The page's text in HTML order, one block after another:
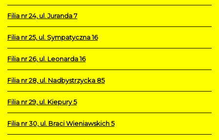
Filia nr 24, ul. Juranda 7
Filia nr 25, ul. Sympatyczna 16
Filia nr 26, ul. Leonarda 16
Filia nr 28, ul. Nadbystrzycka 85
Filia nr 29, ul. Kiepury 5
Filia nr 30, ul. Braci Wieniawskich 5